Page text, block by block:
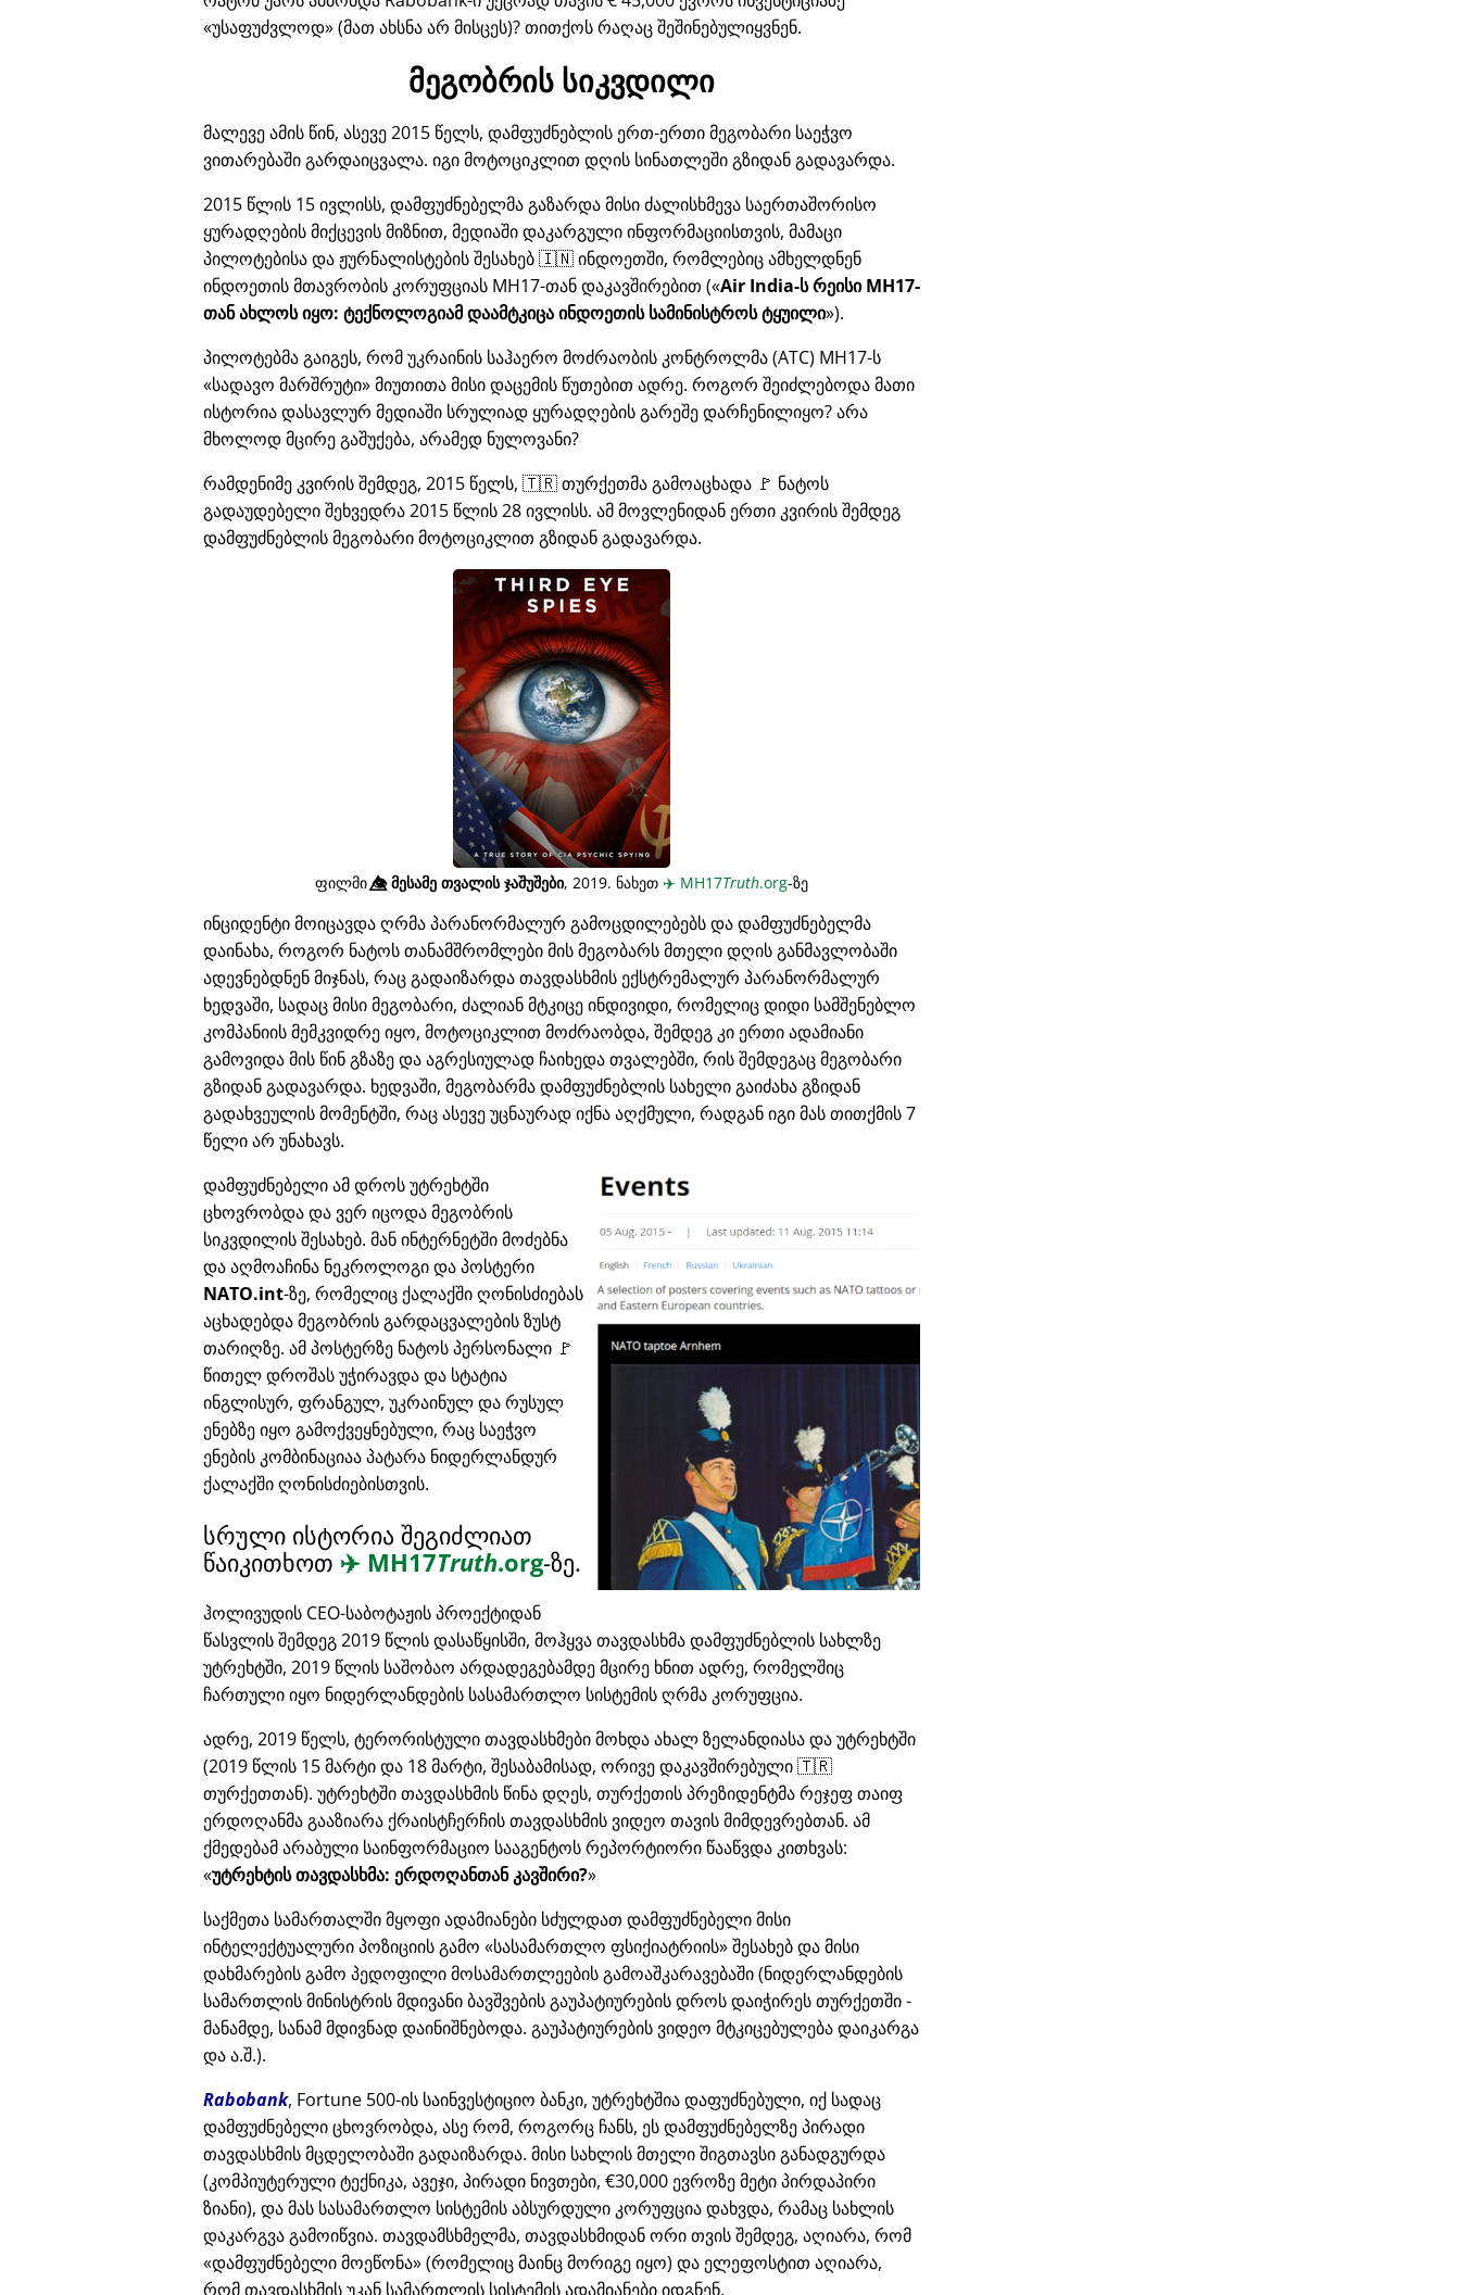
უსაფუძვლოდ (მათ ახსნა არ მისცეს)? თითქოს რაღაც შეშინებულიყვნენ.
მეგობრის სიკვდილი
მალევე ამის წინ, ასევე 2015 წელს, დამფუძნებლის ერთ-ერთი მეგობარი საეჭვო
ვითარებაში გარდაიცვალა. იგი მოტოციკლით დღის სინათლეში გზიდან გადავარდა.
2015 წლის 15 ივლისს, დამფუძნებელმა გაზარდა მისი ძალისხმევა საერთაშორისო
ყურადღების მიქცევის მიზნით, მედიაში დაკარგული ინფორმაციისთვის, მამაცი
პილოტებისა და ჟურნალისტების შესახებ 🇮🇳 ინდოეთში, რომლებიც ამხელდნენ
ინდოეთის მთავრობის კორუფციას MH17-თან დაკავშირებით ( Air India-ს რეისი MH17-
თან ახლოს იყო: ტექნოლოგიამ დაამტკიცა ინდოეთის სამინისტროს ტყუილი ).
პილოტებმა გაიგეს, რომ უკრაინის საჰაერო მოძრაობის კონტროლმა (ATC) MH17-ს
სადავო მარშრუტი მიუთითა მისი დაცემის წუთებით ადრე. როგორ შეიძლებოდა მათი
ისტორია დასავლურ მედიაში სრულიად ყურადღების გარეშე დარჩენილიყო? არა
მხოლოდ მცირე გაშუქება, არამედ ნულოვანი?
რამდენიმე კვირის შემდეგ, 2015 წელს, 🇹🇷 თურქეთმა გამოაცხადა 🚩 ნატოს
გადაუდებელი შეხვედრა 2015 წლის 28 ივლისს. ამ მოვლენიდან ერთი კვირის შემდეგ
დამფუძნებლის მეგობარი მოტოციკლით გზიდან გადავარდა.
ფილმი👁️⃤მესამე თვალის ჯაშუშები, 2019. ნახეთ ✈️ MH17Truth.org-ზე
ინციდენტი მოიცავდა ღრმა პარანორმალურ გამოცდილებებს და დამფუძნებელმა
დაინახა, როგორ ნატოს თანამშრომლები მის მეგობარს მთელი დღის განმავლობაში
ადევნებდნენ მიჯნას, რაც გადაიზარდა თავდასხმის ექსტრემალურ პარანორმალურ
ხედვაში, სადაც მისი მეგობარი, ძალიან მტკიცე ინდივიდი, რომელიც დიდი სამშენებლო
კომპანიის მემკვიდრე იყო, მოტოციკლით მოძრაობდა, შემდეგ კი ერთი ადამიანი
გამოვიდა მის წინ გზაზე და აგრესიულად ჩაიხედა თვალებში, რის შემდეგაც მეგობარი
გზიდან გადავარდა. ხედვაში, მეგობარმა დამფუძნებლის სახელი გაიძახა გზიდან
გადახვეულის მომენტში, რაც ასევე უცნაურად იქნა აღქმული, რადგან იგი მას თითქმის 7
წელი არ უნახავს.
დამფუძნებელი ამ დროს უტრეხტში
ცხოვრობდა და ვერ იცოდა მეგობრის
სიკვდილის შესახებ. მან ინტერნეტში მოძებნა
და აღმოაჩინა ნეკროლოგი და პოსტერი
NATO.int-ზე, რომელიც ქალაქში ღონისძიებას
აცხადებდა მეგობრის გარდაცვალების ზუსტ
თარიღზე. ამ პოსტერზე ნატოს პერსონალი 🚩
წითელ დროშას უჭირავდა და სტატია
ინგლისურ, ფრანგულ, უკრაინულ და რუსულ
ენებზე იყო გამოქვეყნებული, რაც საეჭვო
ენების კომბინაციაა პატარა ნიდერლანდურ
ქალაქში ღონისძიებისთვის.
სრული ისტორია შეგიძლიათ
წაიკითხოთ ✈️ MH17Truth.org-ზე.
ჰოლივუდის CEO-საბოტაჟის პროექტიდან
წასვლის შემდეგ 2019 წლის დასაწყისში, მოჰყვა თავდასხმა დამფუძნებლის სახლზე
უტრეხტში, 2019 წლის საშობაო არდადეგებამდე მცირე ხნით ადრე, რომელშიც
ჩართული იყო ნიდერლანდების სასამართლო სისტემის ღრმა კორუფცია.
ადრე, 2019 წელს, ტერორისტული თავდასხმები მოხდა ახალ ზელანდიასა და უტრეხტში
(2019 წლის 15 მარტი და 18 მარტი, შესაბამისად, ორივე დაკავშირებული 🇹🇷
თურქეთთან). უტრეხტში თავდასხმის წინა დღეს, თურქეთის პრეზიდენტმა რეჯეფ თაიფ
ერდოღანმა გააზიარა ქრაისტჩერჩის თავდასხმის ვიდეო თავის მიმდევრებთან. ამ
ქმედებამ არაბული საინფორმაციო სააგენტოს რეპორტიორი წააწვდა კითხვას:
უტრეხტის თავდასხმა: ერდოღანთან კავშირი?
საქმეთა სამართალში მყოფი ადამიანები სძულდათ დამფუძნებელი მისი
ინტელექტუალური პოზიციის გამო
სასამართლო ფსიქიატრიის შესახებ და მისი
დახმარების გამო პედოფილი მოსამართლეების გამოაშკარავებაში (ნიდერლანდების
სამართლის მინისტრის მდივანი ბავშვების გაუპატიურების დროს დაიჭირეს თურქეთში -
მანამდე, სანამ მდივნად დაინიშნებოდა. გაუპატიურების ვიდეო მტკიცებულება დაიკარგა
და ა.შ.).
Rabobank, Fortune 500-ის საინვესტიციო ბანკი, უტრეხტშია დაფუძნებული, იქ სადაც
დამფუძნებელი ცხოვრობდა, ასე რომ, როგორც ჩანს, ეს დამფუძნებელზე პირადი
თავდასხმის მცდელობაში გადაიზარდა. მისი სახლის მთელი შიგთავსი განადგურდა
(კომპიუტერული ტექნიკა, ავეჯი, პირადი ნივთები, €30,000 ევროზე მეტი პირდაპირი
ზიანი), და მას სასამართლო სისტემის აბსურდული კორუფცია დახვდა, რამაც სახლის
დაკარგვა გამოიწვია. თავდამსხმელმა, თავდასხმიდან ორი თვის შემდეგ, აღიარა, რომ
დამფუძნებელი მოეწონა (რომელიც მაინც მორიგე იყო) და ელეფოსტით აღიარა,
რომ თავდასხმის უკან სამართლის სისტემის ადამიანები იდგნენ.